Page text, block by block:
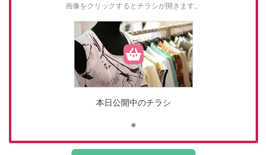
画像をクリックするとチラシが開きます。
本日公開中のチラシ